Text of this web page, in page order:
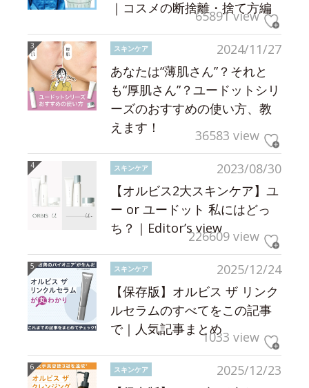
｜コスメの断捨離・捨て方編
65891 view
2024/11/27
スキンケア
あなたは“薄肌さん”？それと
も“厚肌さん”？ユードットシリ
ーズのおすすめの使い方、教
えます！
36583 view
2023/08/30
スキンケア
【オルビス2大スキンケア】ユ
ー or ユードット 私にはどっ
ち？｜Editor’s view226609 view
2025/12/24
スキンケア
【保存版】オルビス ザ リンク
ルセラムのすべてをこの記事
で｜人気記事まとめ1033 view
2025/12/23
スキンケア